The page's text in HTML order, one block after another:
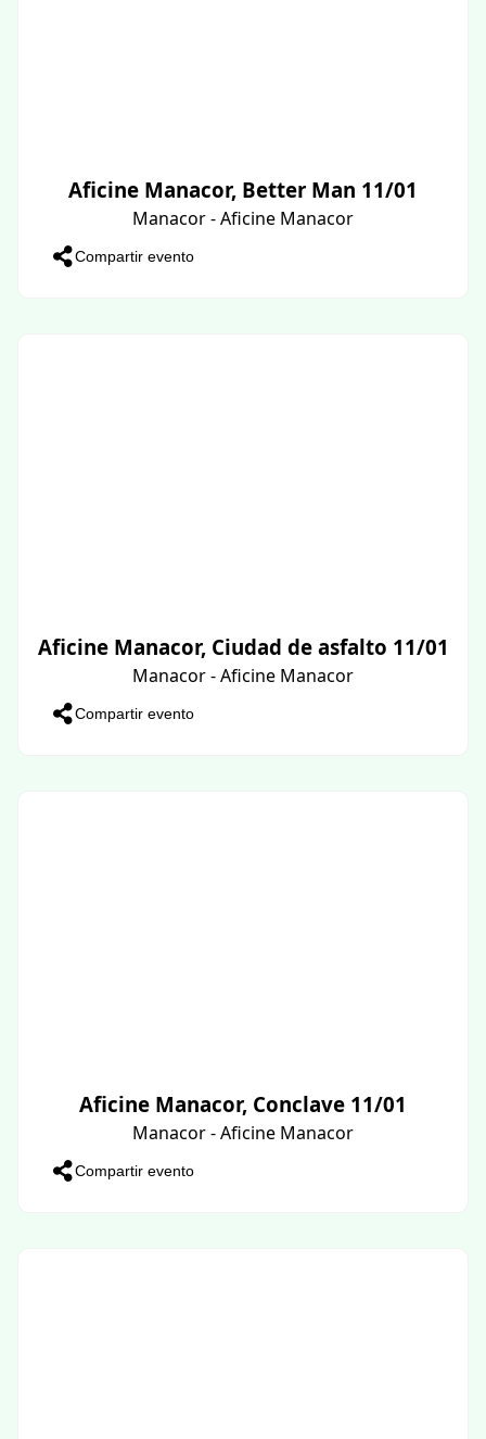
Aficine Manacor, Better Man 11/01
Manacor - Aficine Manacor
Compartir evento
Aficine Manacor, Ciudad de asfalto 11/01
Manacor - Aficine Manacor
Compartir evento
Aficine Manacor, Conclave 11/01
Manacor - Aficine Manacor
Compartir evento